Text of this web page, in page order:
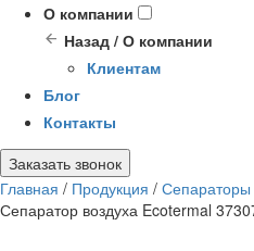
О компании
Назад / О компании
Клиентам
Блог
Контакты
Заказать звонок
Главная / Продукция / Сепараторы
Сепаратор воздуха Ecotermal